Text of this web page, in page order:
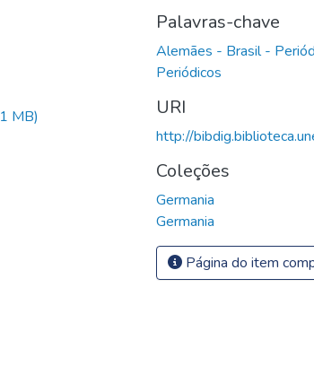
MB)
Palavras-chave
Alemães - Brasil -
Periódicos
URI
http://
Coleções
Germania
Germania
Página do item